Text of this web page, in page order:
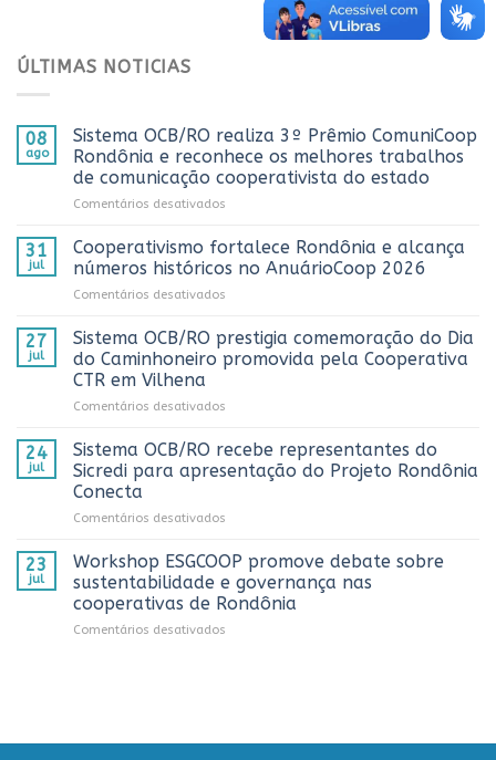
ÚLTIMAS NOTICIAS
08
ago
Sistema OCB/RO realiza 3º Prêmio ComuniCoop
Rondônia e reconhece os melhores trabalhos
de comunicação cooperativista do estado
Comentários desativados
OCB/RO
3º
Rondônia
e
reconhece
de
comunicação
cooperativista
31
jul
Cooperativismo fortalece Rondônia e alcança
números históricos no AnuárioCoop 2026
Comentários desativados
fortalece
Rondônia
e
no
AnuárioCoop
2026
27
jul
Sistema OCB/RO prestigia comemoração do Dia
do Caminhoneiro promovida pela Cooperativa
CTR em Vilhena
Comentários desativados
OCB/RO
prestigia
comemoração
Caminhoneiro
promovida
pela
Cooperativa
24
jul
Sistema OCB/RO recebe representantes do
Sicredi para apresentação do Projeto Rondônia
Conecta
Comentários desativados
OCB/RO
recebe
representantes
do
Conecta
23
jul
Workshop ESGCOOP promove debate sobre
sustentabilidade e governança nas
cooperativas de Rondônia
Comentários desativados
sustentabilidade